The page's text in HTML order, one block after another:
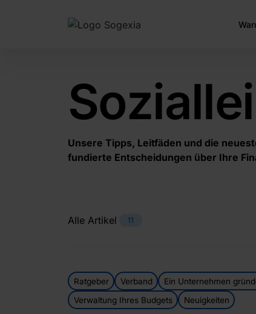
Unsere Tipps, Leitfäden und die
fundierte Entscheidungen über Ihre
Alle Artikel 11
Ratgeber Verband Ein Unternehmen
Verwaltung Ihres Budgets
Neuigkeiten